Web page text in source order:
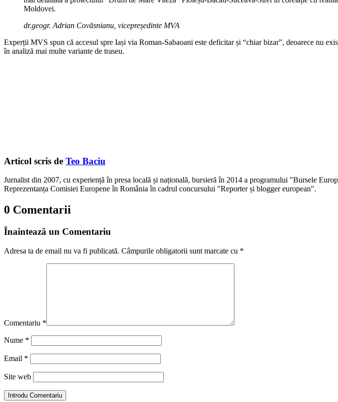
Moldovei.
dr.geogr. Adrian Covăsnianu, vicepreședinte MVA
Experții MVS spun că accesul spre Iași via Roman-Sabaoani este deficitar și “chiar bizar”, deoarece nu
în analiză mai multe variante de traseu.
Articol scris de Teo Baciu
Jurnalist din 2007, cu experiență în presa locală și națională, bursieră în 2014 a programului "Bursele
Reprezentanța Comisiei Europene în România în cadrul concursului "Reporter și blogger european".
0 Comentarii
Înaintează un Comentariu
Adresa ta de email nu va fi publicată. Câmpurile obligatorii sunt marcate cu *
Comentariu *
Nume *
Email *
Site web
Introdu Comentariu